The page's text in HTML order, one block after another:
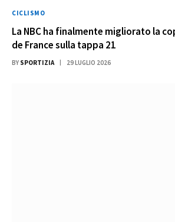
CICLISMO
La NBC ha finalmente migliorato la
de France sulla tappa 21
BY SPORTIZIA 29 LUGLIO 2026